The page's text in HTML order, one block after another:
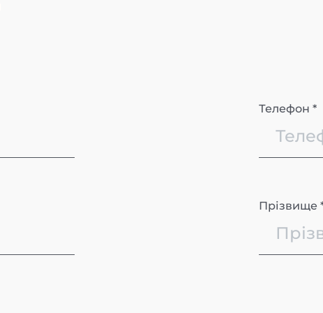
Телефон *
Прізвище